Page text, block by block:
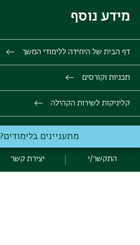
מידע נוסף
דף הבית של היחידה ללימודי המשך
תכניות וקורסים
קליניקות לשירות הקהילה
מתעניינים בלימודים?
התקשר/י יצירת קשר